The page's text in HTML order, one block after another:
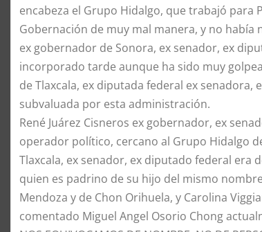
encabeza el Grupo Hidalgo, que trabajó
Gobernación de muy mal manera, y no
ex gobernador de Sonora, ex senador, ex
incorporado tarde aunque ha sido muy
de Tlaxcala, ex diputada federal ex
subvaluada por esta administración.
René Juárez Cisneros ex gobernador, ex
operador político, cercano al Grupo Hidalgo
Tlaxcala, ex senador, ex diputado federal era
quien es padrino de su hijo del mismo
Mendoza y de Chon Orihuela, y Carolina
comentado Miguel Angel Osorio Chong